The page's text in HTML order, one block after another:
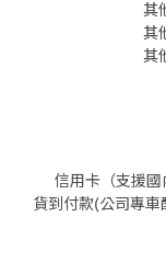
其
其
其
信用卡（支援國
貨到付款(公司專